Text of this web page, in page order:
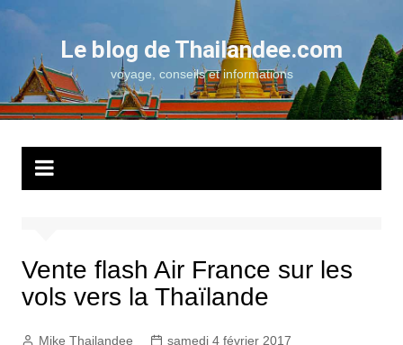
Aller
contenu
Le blog de Thailandee.com
voyage, conseils et informations
Vente flash Air France sur les
vols vers la Thaïlande
Mike Thailandee
samedi 4 février 2017